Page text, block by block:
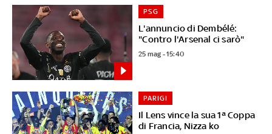
L'annuncio di Dembélé:
"Contro l'Arsenal ci sarò"
PSG
25 mag - 15:40
Il Lens vince la sua 1ª Coppa
di Francia, Nizza ko
PARIGI